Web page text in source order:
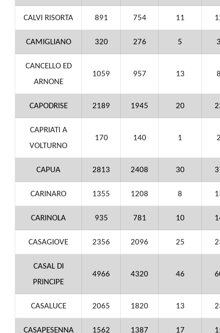
CALVI RISORTA 891 754 11
CAMIGLIANO 320 276 5
CANCELLO ED
ARNONE
1059 957 13
CAPODRISE 2189 1945 20
CAPRIATI A
VOLTURNO
170 140 1
CAPUA 2813 2408 30
CARINARO 1355 1208 8
CARINOLA 935 781 10
CASAGIOVE 2356 2096 25
CASAL DI
PRINCIPE
4966 4320 46
CASALUCE 2065 1820 13
CASAPESENNA 1562 1387 17